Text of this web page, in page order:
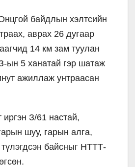
байдлын хэлтсийн
аврах 26 дугаар
14 км зам туулан
ын 5 ханатай гэр шатаж
ажиллаж унтраасан
иргэн З/61 настай,
шуу, гарын алга,
түлэгдсэн байсныг НТТТ-